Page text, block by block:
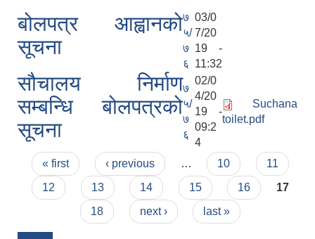
बोलपत्र आह्वानको
सूचना
७
५/
७
६
03/0
7/20
19 -
11:32
सौचालय निर्माण
सम्बन्धि बोलपत्रको
सूचना
७
५/
७
६
02/0
4/20
19 -
09:2
4
Suchana
toilet.pdf
Pages
« first ‹ previous … 10
11
12
13 14 15 16
17
18
next › last »